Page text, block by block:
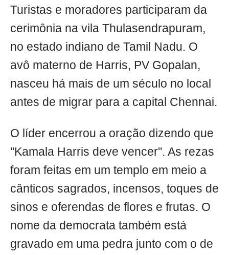
Turistas e moradores participaram da
cerimônia na vila Thulasendrapuram,
no estado indiano de Tamil Nadu. O
avô materno de Harris, PV Gopalan,
nasceu há mais de um século no local
antes de migrar para a capital Chennai.
O líder encerrou a oração dizendo que
''Kamala Harris deve vencer''. As rezas
foram feitas em um templo em meio a
cânticos sagrados, incensos, toques de
sinos e oferendas de flores e frutas. O
nome da democrata também está
gravado em uma pedra junto com o de